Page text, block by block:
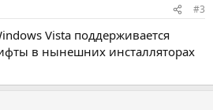
#3
Vista поддерживается
в нынешних инсталляторах